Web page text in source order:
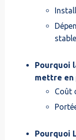
stable
Pourquoi
mettre en
Coût
Pourquoi